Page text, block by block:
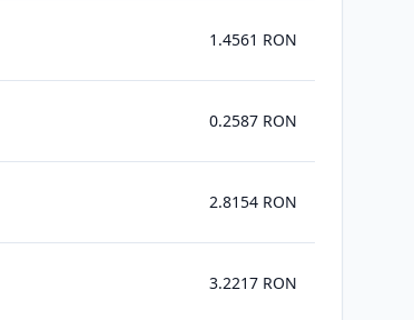
1.4561 RON
0.2587 RON
2.8154 RON
3.2217 RON